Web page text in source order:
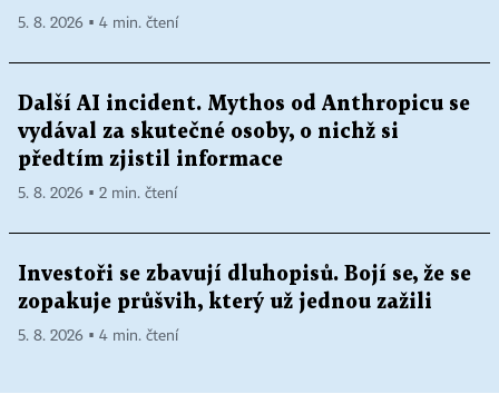
5. 8. 2026 ▪ 4 min. čtení
Další AI incident. Mythos od Anthropicu se
vydával za skutečné osoby, o nichž si
předtím zjistil informace
5. 8. 2026 ▪ 2 min. čtení
Investoři se zbavují dluhopisů. Bojí se, že se
zopakuje průšvih, který už jednou zažili
5. 8. 2026 ▪ 4 min. čtení